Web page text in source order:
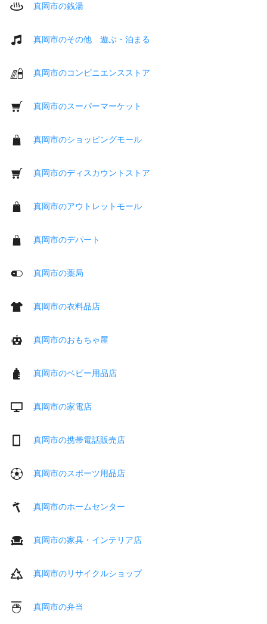
真岡市の銭湯
真岡市のその他 遊ぶ・泊まる
真岡市のコンビニエンスストア
真岡市のスーパーマーケット
真岡市のショッピングモール
真岡市のディスカウントストア
真岡市のアウトレットモール
真岡市のデパート
真岡市の薬局
真岡市の衣料品店
真岡市のおもちゃ屋
真岡市のベビー用品店
真岡市の家電店
真岡市の携帯電話販売店
真岡市のスポーツ用品店
真岡市のホームセンター
真岡市の家具・インテリア店
真岡市のリサイクルショップ
真岡市の弁当